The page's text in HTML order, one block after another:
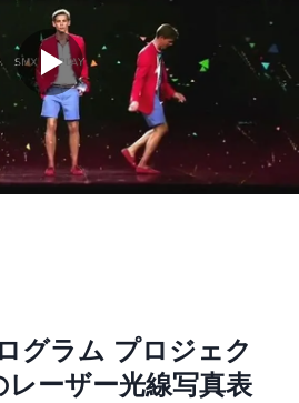
グラム プロジェク
ーザー光線写真表